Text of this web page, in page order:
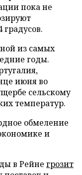
пока не
из самых
годы.
июня во
сельскому
температур.
обмеление
и
в Рейне грозит